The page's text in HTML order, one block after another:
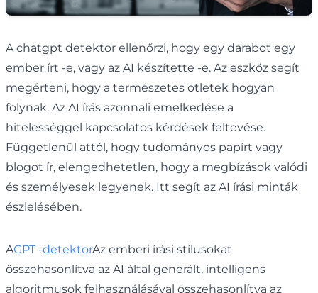
A chatgpt detektor ellenőrzi, hogy egy darabot egy
ember írt -e, vagy az AI készítette -e. Az eszköz segít
megérteni, hogy a természetes ötletek hogyan
folynak. Az AI írás azonnali emelkedése a
hitelességgel kapcsolatos kérdések feltevése.
Függetlenül attól, hogy tudományos papírt vagy
blogot ír, elengedhetetlen, hogy a megbízások valódi
és személyesek legyenek. Itt segít az AI írási minták
észlelésében.
AGPT -detektorAz emberi írási stílusokat
összehasonlítva az AI által generált, intelligens
algoritmusok felhasználásával összehasonlítva az